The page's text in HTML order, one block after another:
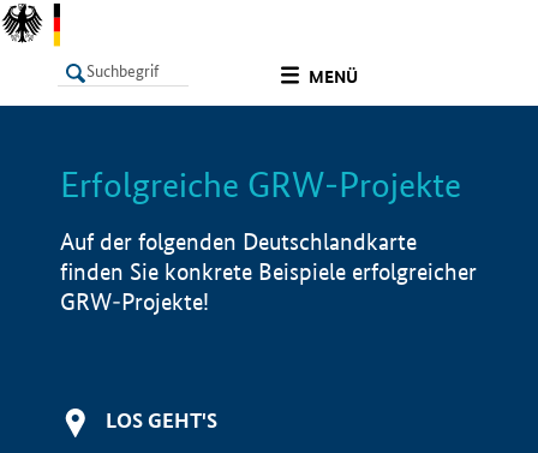
MENÜ
LISTE Info
Erfolgreiche GRW-Projekte
Auf der folgenden Deutschlandkarte
finden Sie konkrete Beispiele erfolgreicher
GRW-Projekte!
LOS GEHT'S